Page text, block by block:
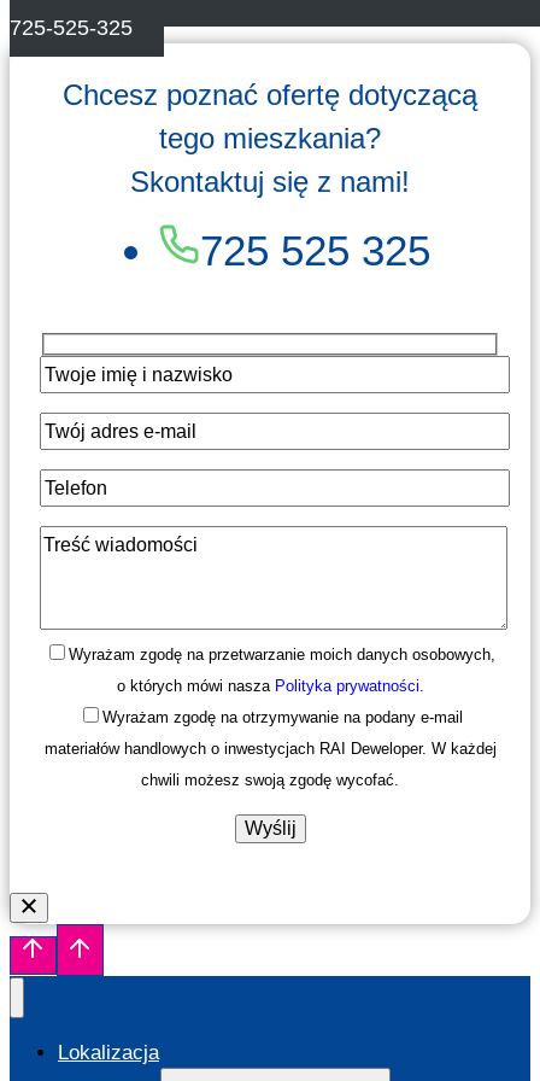
725-525-325
Chcesz poznać ofertę dotyczącą
tego mieszkania?
Skontaktuj się z nami!
725 525 325
Wyrażam zgodę na przetwarzanie moich danych osobowych,
o których mówi nasza Polityka prywatności.
Wyrażam zgodę na otrzymywanie na podany e-mail
materiałów handlowych o inwestycjach RAI Deweloper. W każdej
chwili możesz swoją zgodę wycofać.
Lokalizacja